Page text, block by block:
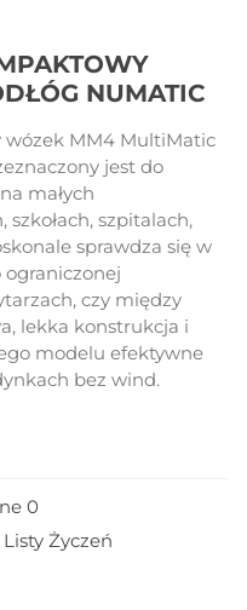
NUMATIC
MM4 MultiMatic
jest do
małych
szpitalach,
sprawdza się w
czy między
lekka konstrukcja i
modelu efektywne
bez wind.
0
Życzeń